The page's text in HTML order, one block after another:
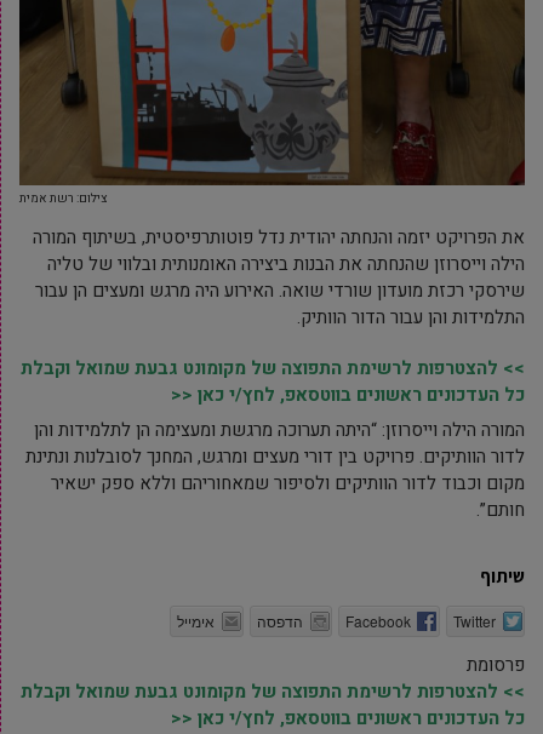
צילום: רשת אמית
את הפרויקט יזמה והנחתה יהודית נדל פוטותרפיסטית, בשיתוף המורה
הילה וייסרוזן שהנחתה את הבנות ביצירה האומנותית ובלווי של טליה
שירסקי רכזת מועדון שורדי שואה. האירוע היה מרגש ומעצים הן עבור
התלמידות והן עבור הדור הוותיק.
>> להצטרפות לרשימת התפוצה של מקומונט גבעת שמואל וקבלת
כל העדכונים ראשונים בווטסאפ, לחץ/י כאן <<
המורה הילה וייסרוזן: “היתה תערוכה מרגשת ומעצימה הן לתלמידות והן
לדור הוותיקים. פרויקט בין דורי מעצים ומרגש, המחנך לסובלנות ונתינת
מקום וכבוד לדור הוותיקים ולסיפור שמאחוריהם וללא ספק ישאיר
חותם”.
שיתוף
Twitter
Facebook הדפסה אימייל
פרסומת
>> להצטרפות לרשימת התפוצה של מקומונט גבעת שמואל וקבלת
כל העדכונים ראשונים בווטסאפ, לחץ/י כאן <<